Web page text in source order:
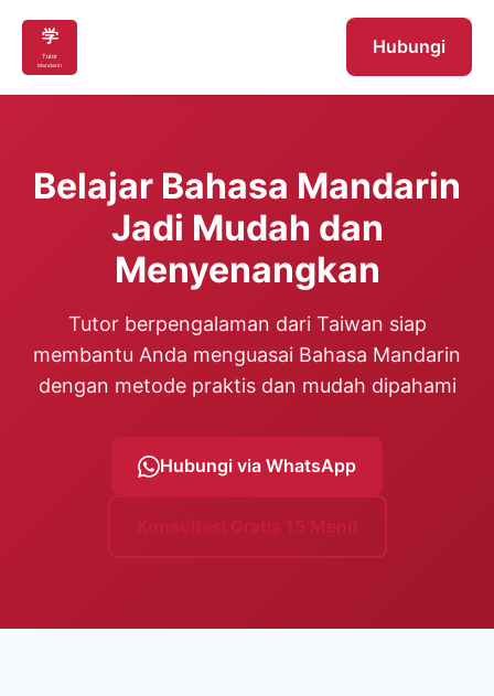
Hubungi
Belajar Bahasa Mandarin
Jadi Mudah dan
Menyenangkan
Tutor berpengalaman dari Taiwan siap
membantu Anda menguasai Bahasa Mandarin
dengan metode praktis dan mudah dipahami
Hubungi via WhatsApp
Konsultasi Gratis 15 Menit